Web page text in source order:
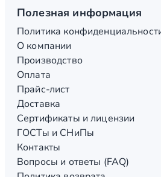
Полезная информация
Политика
О компании
Производство
Оплата
Прайс-лист
Доставка
Сертификаты и лицензии
ГОСТы и СНиПы
Контакты
Вопросы и ответы (FAQ)